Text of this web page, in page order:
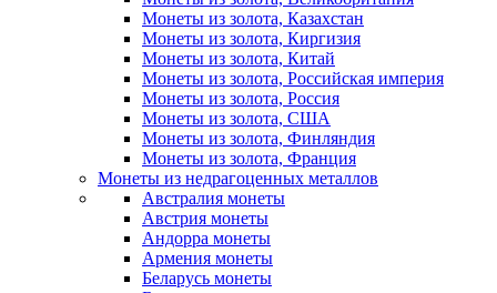
Монеты из золота, Казахстан
Монеты из золота, Киргизия
Монеты из золота, Китай
Монеты из золота, Российская империя
Монеты из золота, Россия
Монеты из золота, США
Монеты из золота, Финляндия
Монеты из золота, Франция
Монеты из недрагоценных металлов
Австралия монеты
Австрия монеты
Андорра монеты
Армения монеты
Беларусь монеты